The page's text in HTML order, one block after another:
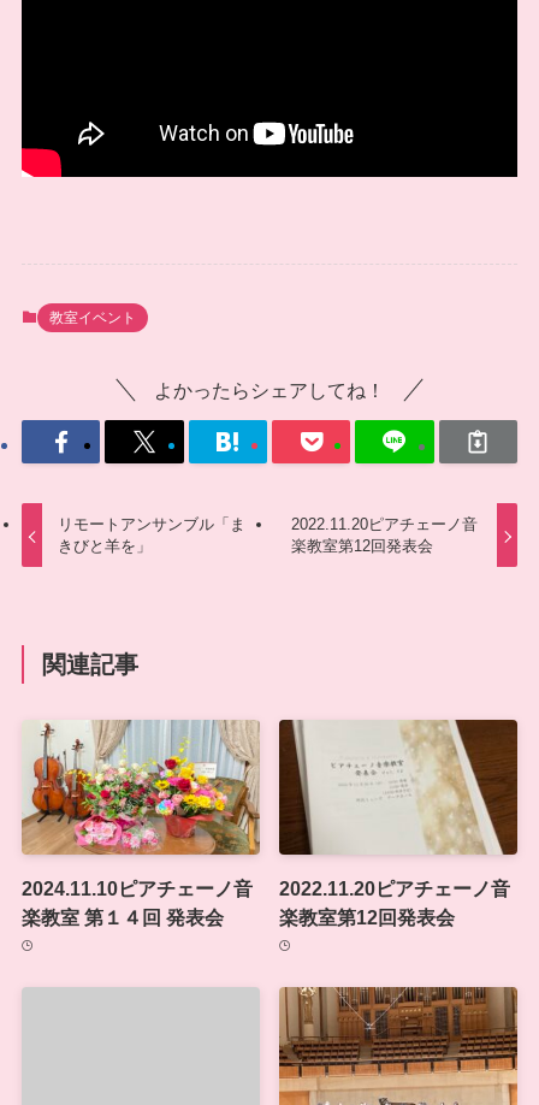
教室イベント
よかったらシェアしてね！
リモートアンサンブル「ま
きびと羊を」
2022.11.20ピアチェーノ音
楽教室第12回発表会
関連記事
2024.11.10ピアチェーノ音
楽教室 第１４回 発表会
2022.11.20ピアチェーノ音
楽教室第12回発表会